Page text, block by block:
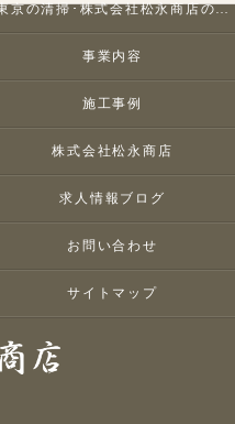
東京の清掃･株式会社松永商店の評判
事業内容
施工事例
株式会社松永商店
求人情報ブログ
お問い合わせ
サイトマップ